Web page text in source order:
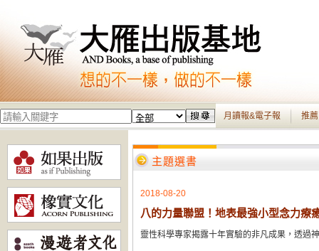
月讀報&電子報 推
主題選書
2018-08-20
八的力量聯盟！地表最強小型念力療
靈性科學專家揭露十年實驗的非凡成果，透過